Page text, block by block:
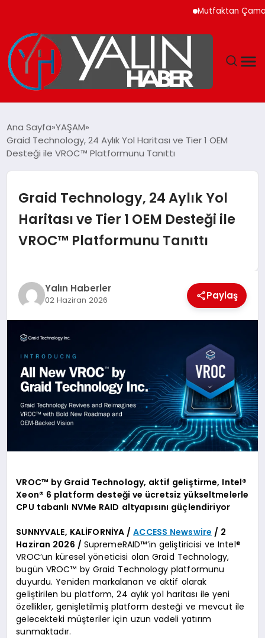
Mutfaktan Çamaşır
SPOR
YAŞAM
TEKNOLOJİ
MAGAZİN
Ana Sayfa YAŞAM
Graid Technology, 24 Aylık Yol Haritası ve Tier 1 OEM
Desteği ile VROC™ Platformunu Tanıttı
Graid Technology, 24 Aylık Yol
Haritası ve Tier 1 OEM Desteği ile
VROC™ Platformunu Tanıttı
Yalın Haberler
02 Haziran 2026 Paylaş
VROC™ by Graid Technology, aktif geliştirme, Intel®
Xeon® 6 platform desteği ve ücretsiz yükseltmelerle
CPU tabanlı NVMe RAID altyapısını güçlendiriyor
SUNNYVALE, KALİFORNİYA /ACCESS Newswire / 2
Haziran 2026 / SupremeRAID™’in geliştiricisi ve Intel®
VROC’un küresel yöneticisi olan Graid Technology,
bugün VROC™ by Graid Technology platformunu
duyurdu. Yeniden markalanan ve aktif olarak
geliştirilen bu platform, 24 aylık yol haritası ile yeni
özellikler, genişletilmiş platform desteği ve mevcut ile
gelecekteki müşteriler için uzun vadeli yatırım
sunmaktadır.